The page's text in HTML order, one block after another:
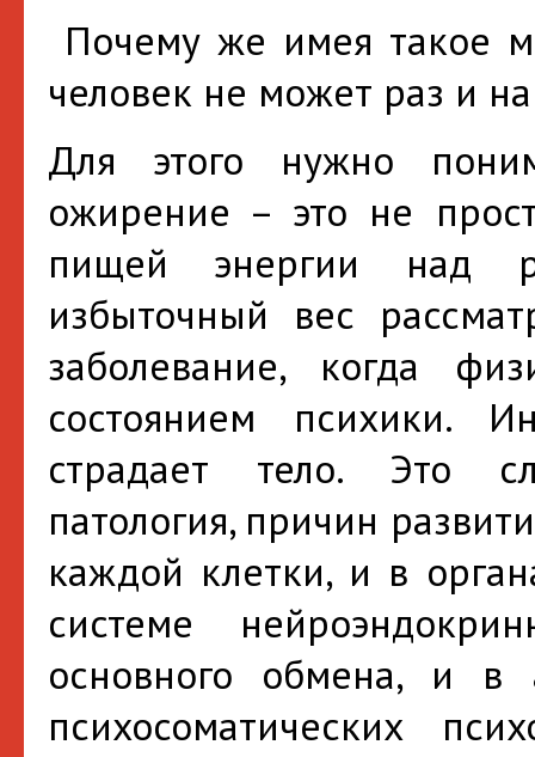
Почему же имея такое
человек не может раз и
Для этого нужно
ожирение – это не
пищей энергии над
избыточный вес
заболевание, когда
состоянием психики.
страдает тело. Это
патология, причин
каждой клетки, и в
системе
основного обмена, и в
психосоматических